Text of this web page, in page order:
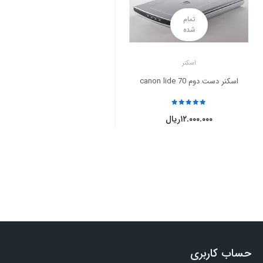
تمام
شده
اسکنر
اسکنر دست دوم canon lide 70
ریال۱۲.۰۰۰.۰۰۰
حساب کاربری